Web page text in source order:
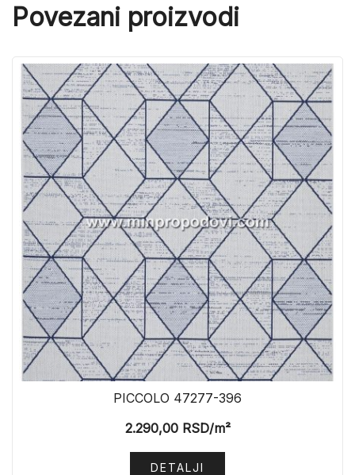
Povezani proizvodi
PICCOLO 47277-396
2.290,00RSD/m²
DETALJI